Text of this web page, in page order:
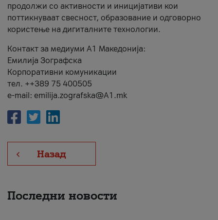
продолжи со активности и иницијативи кои
поттикнуваат свесност, образование и одговорно
користење на дигиталните технологии.
Контакт за медиуми А1 Македонија:
Емилија Зографска
Корпоративни комуникации
тел. ++389 75 400505
e-mail: emilija.zografska@A1.mk
Назад
Последни новости